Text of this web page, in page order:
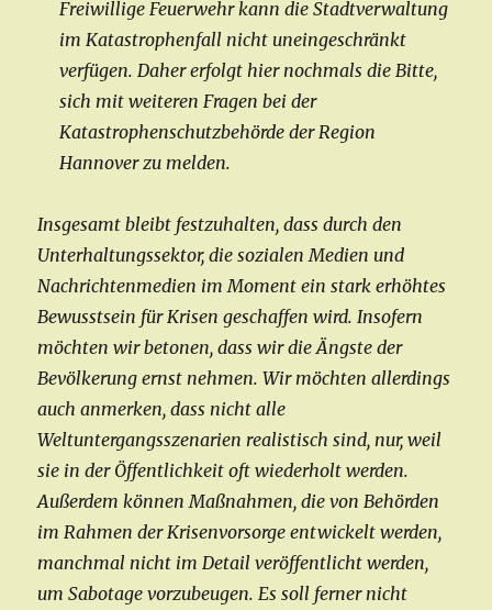
Freiwillige Feuerwehr kann die Stadtverwaltung
im Katastrophenfall nicht uneingeschränkt
verfügen. Daher erfolgt hier nochmals die Bitte,
sich mit weiteren Fragen bei der
Katastrophenschutzbehörde der Region
Hannover zu melden.
Insgesamt bleibt festzuhalten, dass durch den
Unterhaltungssektor, die sozialen Medien und
Nachrichtenmedien im Moment ein stark erhöhtes
Bewusstsein für Krisen geschaffen wird. Insofern
möchten wir betonen, dass wir die Ängste der
Bevölkerung ernst nehmen. Wir möchten allerdings
auch anmerken, dass nicht alle
Weltuntergangsszenarien realistisch sind, nur, weil
sie in der Öffentlichkeit oft wiederholt werden.
Außerdem können Maßnahmen, die von Behörden
im Rahmen der Krisenvorsorge entwickelt werden,
manchmal nicht im Detail veröffentlicht werden,
um Sabotage vorzubeugen. Es soll ferner nicht